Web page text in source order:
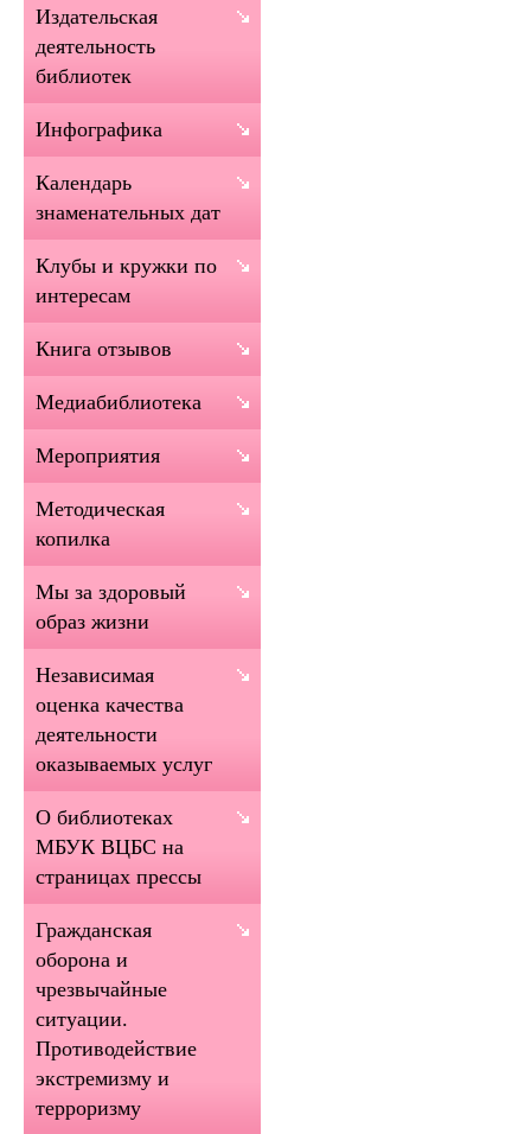
Издательская
деятельность
библиотек
Инфографика
Календарь
знаменательных дат
Клубы и кружки по
интересам
Книга отзывов
Медиабиблиотека
Мероприятия
Методическая
копилка
Мы за здоровый
образ жизни
Независимая
оценка качества
деятельности
оказываемых услуг
О библиотеках
МБУК ВЦБС на
страницах прессы
Гражданская
оборона и
чрезвычайные
ситуации.
Противодействие
экстремизму и
терроризму